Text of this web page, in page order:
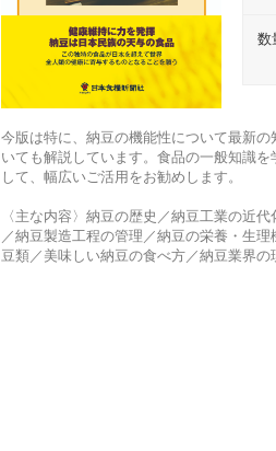
数
今版は特に、納豆の機能性について最新
いても解説しています。食品の一般知識
して、幅広いご活用をお勧めします。
〈主な内容〉納豆の歴史／納豆工業の近
／納豆製造工程の管理／納豆の栄養・生
豆類／美味しい納豆の食べ方／納豆業界の